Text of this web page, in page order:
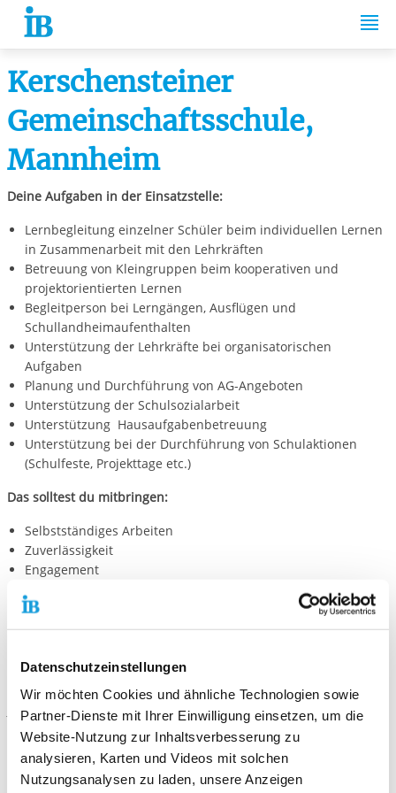
Datenschutzeinstellungen
Wir möchten Cookies und ähnliche Technologien sowie
Partner-Dienste mit Ihrer Einwilligung einsetzen, um die
Website-Nutzung zur Inhaltsverbesserung zu
analysieren, Karten und Videos mit solchen
Nutzungsanalysen zu laden, unsere Anzeigen
Springe zum Inhalt
Kerschensteiner
Gemeinschaftsschule,
Mannheim
Deine Aufgaben in der Einsatzstelle:
Lernbegleitung einzelner Schüler beim individuellen Lernen
in Zusammenarbeit mit den Lehrkräften
Betreuung von Kleingruppen beim kooperativen und
projektorientierten Lernen
Begleitperson bei Lerngängen, Ausflügen und
Schullandheimaufenthalten
Unterstützung der Lehrkräfte bei organisatorischen
Aufgaben
Planung und Durchführung von AG-Angeboten
Unterstützung der Schulsozialarbeit
Unterstützung Hausaufgabenbetreuung
Unterstützung bei der Durchführung von Schulaktionen
(Schulfeste, Projekttage etc.)
Das solltest du mitbringen:
Selbstständiges Arbeiten
Zuverlässigkeit
Engagement
E-Mail schreiben
Standort